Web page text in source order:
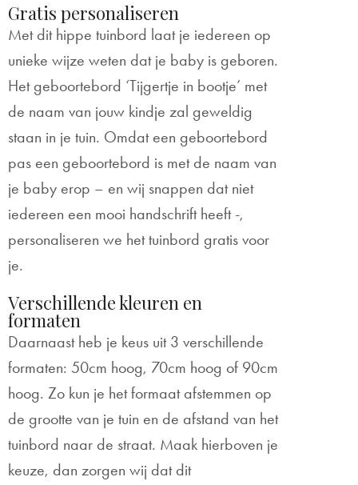
Gratis personaliseren
Met dit hippe tuinbord laat je iedereen op
unieke wijze weten dat je baby is geboren.
Het geboortebord ‘Tijgertje in bootje’ met
de naam van jouw kindje zal geweldig
staan in je tuin. Omdat een geboortebord
pas een geboortebord is met de naam van
je baby erop – en wij snappen dat niet
iedereen een mooi handschrift heeft -,
personaliseren we het tuinbord gratis voor
je.
Verschillende kleuren en
formaten
Daarnaast heb je keus uit 3 verschillende
formaten: 50cm hoog, 70cm hoog of 90cm
hoog. Zo kun je het formaat afstemmen op
de grootte van je tuin en de afstand van het
tuinbord naar de straat. Maak hierboven je
keuze, dan zorgen wij dat dit